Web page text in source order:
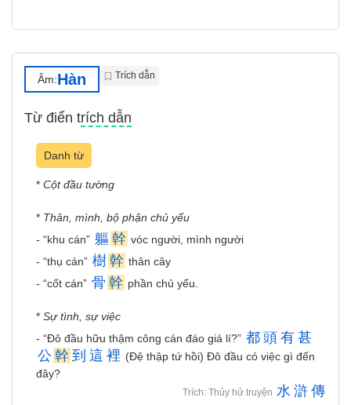
Âm:Hàn Trích dẫn
Từ điển trích dẫn
Danh từ
* Cột đầu tường
* Thân, mình, bộ phận chủ yếu
- “khu cán” 軀 幹 vóc người, mình người
- “thụ cán” 樹 幹 thân cây
- “cốt cán” 骨 幹 phần chủ yếu.
* Sự tình, sự việc
- “Đô đầu hữu thậm công cán đáo giá lí?” 都 頭 有 甚
公 幹 到 這 裡 (Đệ thập tứ hồi) Đô đầu có việc gì đến
đây?
Trích: Thủy hử truyện 水 滸 傳